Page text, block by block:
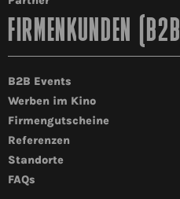
FIRMENKUNDEN (B2B)
B2B Events
Werben im Kino
Firmengutscheine
Referenzen
Standorte
FAQs